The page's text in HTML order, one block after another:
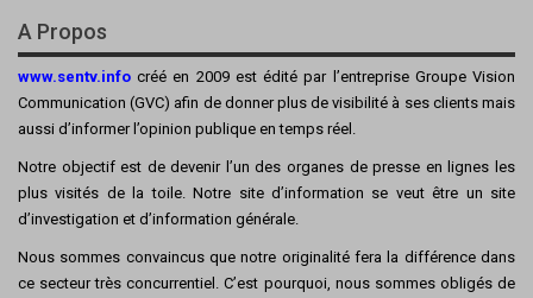
A Propos
www.sentv.info créé en 2009 est édité par l’entreprise Groupe Vision
Communication (GVC) afin de donner plus de visibilité à ses clients mais
aussi d’informer l’opinion publique en temps réel.
Notre objectif est de devenir l’un des organes de presse en lignes les
plus visités de la toile. Notre site d’information se veut être un site
d’investigation et d’information générale.
Nous sommes convaincus que notre originalité fera la différence dans
ce secteur très concurrentiel. C’est pourquoi, nous sommes obligés de